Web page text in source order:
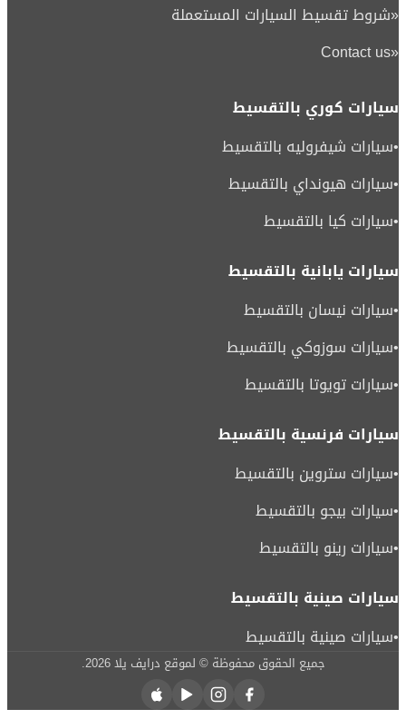
«شروط تقسيط السيارات المستعملة
«
Contact us
سيارات كوري بالتقسيط
•سيارات شيفروليه بالتقسيط
•سيارات هيونداي بالتقسيط
•سيارات كيا بالتقسيط
سيارات يابانية بالتقسيط
•سيارات نيسان بالتقسيط
•سيارات سوزوكي بالتقسيط
•سيارات تويوتا بالتقسيط
سيارات فرنسية بالتقسيط
•سيارات ستروين بالتقسيط
•سيارات بيجو بالتقسيط
•سيارات رينو بالتقسيط
سيارات صينية بالتقسيط
•سيارات صينية بالتقسيط
جميع الحقوق محفوظة © لموقع درايف يلا2026
.